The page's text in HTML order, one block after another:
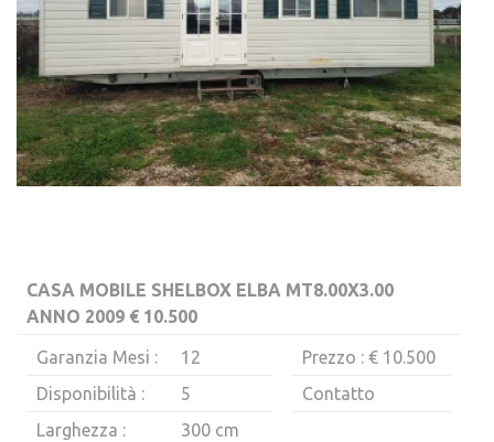
CASA MOBILE SHELBOX ELBA MT8.00X3.00
ANNO 2009 € 10.500
Garanzia Mesi :
12
Disponibilità :
5
Larghezza :
300 cm
Prezzo : € 10.500
Contatto